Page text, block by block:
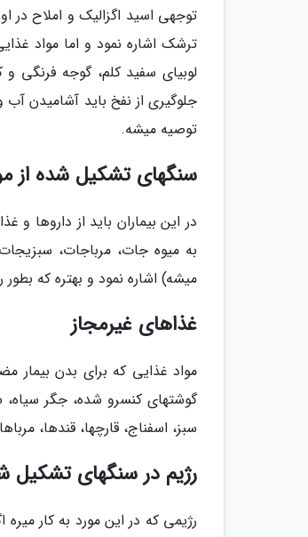
توجهی اسید اگزالیک و املاح در
ترشک اشاره نمود و اما مواد
لوبیای سفید کلم، گوجه فرنگی و
جلوگیری از نفخ باید آشامیدن
توصیه میشه.
سنگهای تشکیل شده از
در این بیماران باید از داروها
به میوه جات، مرباجات،
میشه) اشاره نمود و بهتره که بطور
غذاهای غیرمجاز
مواد غذایی که برای بدن بیمار
گوشتهای کنسرو شده، جگر سیاه،
سبز، اسفناج، قارچها، قندها،
رژیم در سنگهای تشکیل
رژیمی که در این مورد به کار